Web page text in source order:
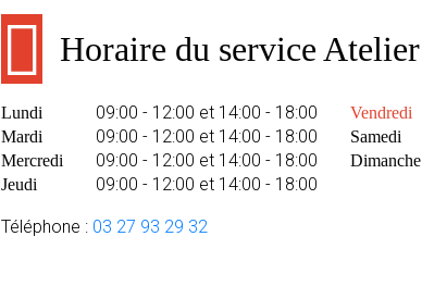
Horaire du service Atelier
Lundi 09:00 - 12:00 et 14:00 - 18:00
Mardi 09:00 - 12:00 et 14:00 - 18:00
Mercredi 09:00 - 12:00 et 14:00 - 18:00
Jeudi 09:00 - 12:00 et 14:00 - 18:00
Vendredi
Samedi
Dimanche
Téléphone : 03 27 93 29 32